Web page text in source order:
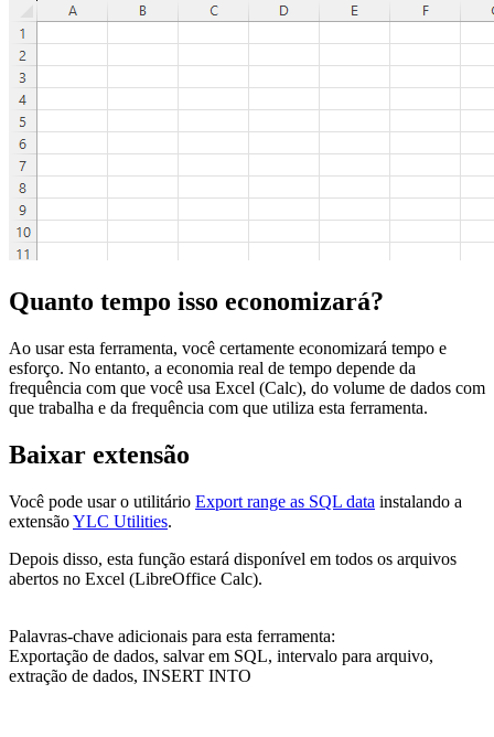
Quanto tempo isso economizará?
Ao usar esta ferramenta, você certamente economizará tempo e
esforço. No entanto, a economia real de tempo depende da
frequência com que você usa Excel (Calc), do volume de dados com
que trabalha e da frequência com que utiliza esta ferramenta.
Baixar extensão
Você pode usar o utilitário Export range as SQL data instalando a
extensãoYLC Utilities.
Depois disso, esta função estará disponível em todos os arquivos
abertos no Excel (LibreOffice Calc).
Palavras-chave adicionais para esta ferramenta:
Exportação de dados, salvar em SQL, intervalo para arquivo,
extração de dados, INSERT INTO